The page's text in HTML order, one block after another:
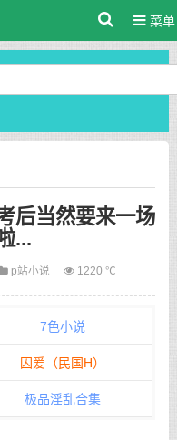
菜单
后当然要来一场
...
p站小说 1220 ℃
7色小说
囚爱（民国H）
极品淫乱合集